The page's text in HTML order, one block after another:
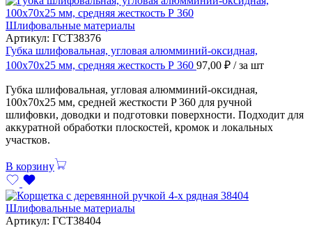
Шлифовальные материалы
Артикул: ГСТ38376
Губка шлифовальная, угловая алюмминий-оксидная,
100х70х25 мм, средняя жесткость Р 360 97,00 ₽ / за шт
Губка шлифовальная, угловая алюмминий-оксидная,
100х70х25 мм, средней жесткости P 360 для ручной
шлифовки, доводки и подготовки поверхности. Подходит для
аккуратной обработки плоскостей, кромок и локальных
участков.
В корзину
Шлифовальные материалы
Артикул: ГСТ38404